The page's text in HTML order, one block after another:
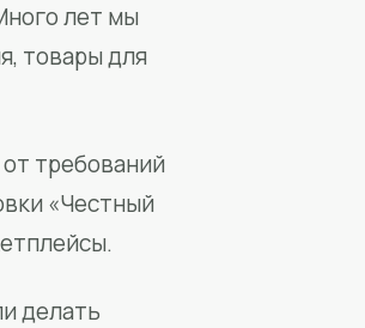
лет мы
товары для
требований
«Честный
делать